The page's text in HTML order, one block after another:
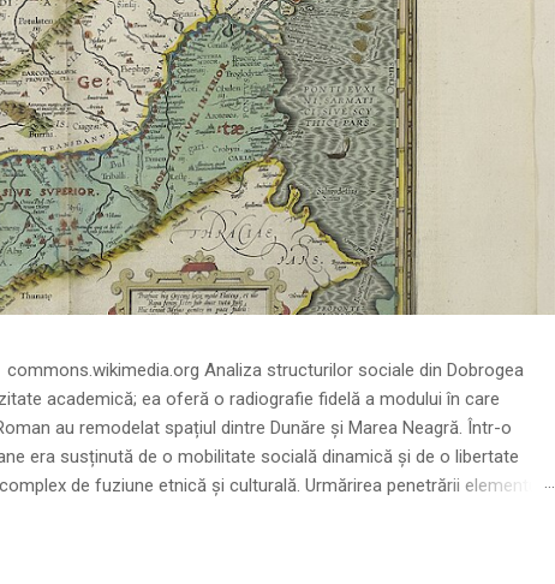
Analiza structurilor sociale din Dobrogea
academică; ea oferă o radiografie fidelă a modului în care
au remodelat spațiul dintre Dunăre și Marea Neagră. Într-o
era susținută de o mobilitate socială dinamică și de o libertate
de fuziune etnică și culturală. Urmărirea penetrării elementului